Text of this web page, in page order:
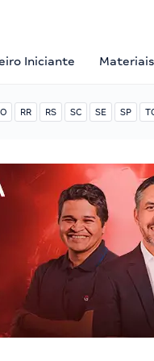
Iniciante
RR RS SC SE SP